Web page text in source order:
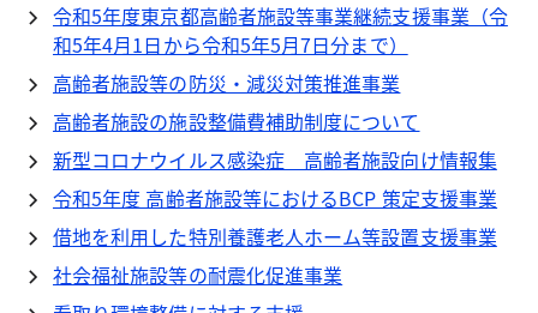
令和5年度東京都高齢者施設等事業継続支援事業（令
和5年4月1日から令和5年5月7日分まで）
高齢者施設等の防災・減災対策推進事業
高齢者施設の施設整備費補助制度について
新型コロナウイルス感染症 高齢者施設向け情報集
令和5年度 高齢者施設等におけるBCP 策定支援事業
借地を利用した特別養護老人ホーム等設置支援事業
社会福祉施設等の耐震化促進事業